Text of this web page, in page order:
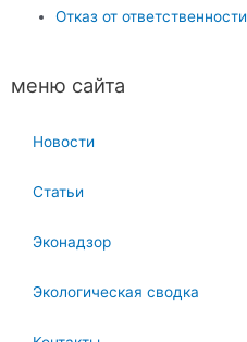
Отказ от ответственности
меню сайта
Новости
Статьи
Эконадзор
Экологическая сводка